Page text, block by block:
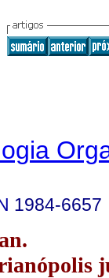
1984-6657